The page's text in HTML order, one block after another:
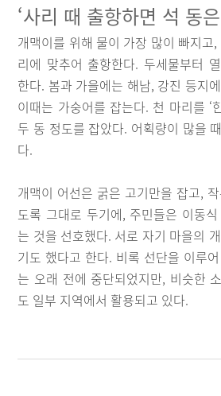
‘사리 때 출항하면 석 동
개맥이를 위해 물이 가장 많이 빠지고
리에 맞추어 출항한다. 두세물부터
한다. 봄과 가을에는 해남, 강진 등지
이때는 가숭어를 잡는다. 천 마리를 ‘
두 동 정도를 잡았다. 어획량이 많을
다.
개맥이 어선은 굵은 고기만을 잡고,
도록 그대로 두기에, 주민들은 이동
는 것을 선호했다. 서로 자기 마을의
기도 했다고 한다. 비록 선단을 이루
는 오래 전에 중단되었지만, 비슷한
도 일부 지역에서 활용되고 있다.